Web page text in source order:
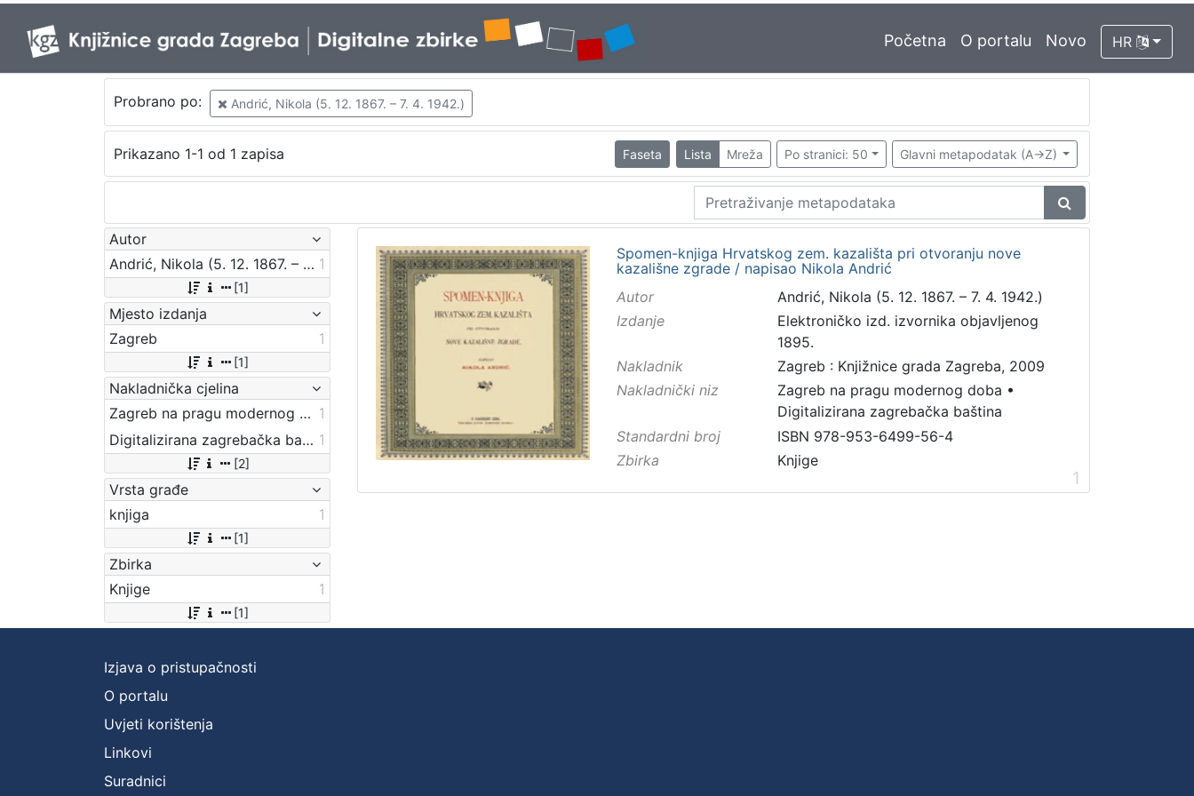
Početna O portalu Novo HR
Probrano po: Andrić, Nikola (5. 12. 1867. – 7. 4. 1942.)
Prikazano 1-1 od 1 zapisa Faseta Lista Mreža Po stranici: 50 Glavni metapodatak (A->Z)
Autor
Andrić, Nikola (5. 12. 1867. – 7. 4. 1942.) 1
[1]
Mjesto izdanja
Zagreb
1
[1]
Nakladnička cjelina
Zagreb na pragu modernog doba 1
Digitalizirana zagrebačka baština 1
[2]
Vrsta građe
knjiga
1
[1]
Zbirka
Knjige
1
[1]
Spomen-knjiga Hrvatskog zem. kazališta pri otvoranju nove
kazališne zgrade / napisao Nikola Andrić
Autor
Andrić, Nikola (5. 12. 1867. – 7. 4. 1942.)
Izdanje
Elektroničko izd. izvornika objavljenog
1895.
Nakladnik
Zagreb : Knjižnice grada Zagreba, 2009
Nakladnički niz
Zagreb na pragu modernog doba •
Digitalizirana zagrebačka baština
Standardni broj
ISBN 978-953-6499-56-4
Zbirka
Knjige
1
Izjava o pristupačnosti
O portalu
Uvjeti korištenja
Linkovi
Suradnici